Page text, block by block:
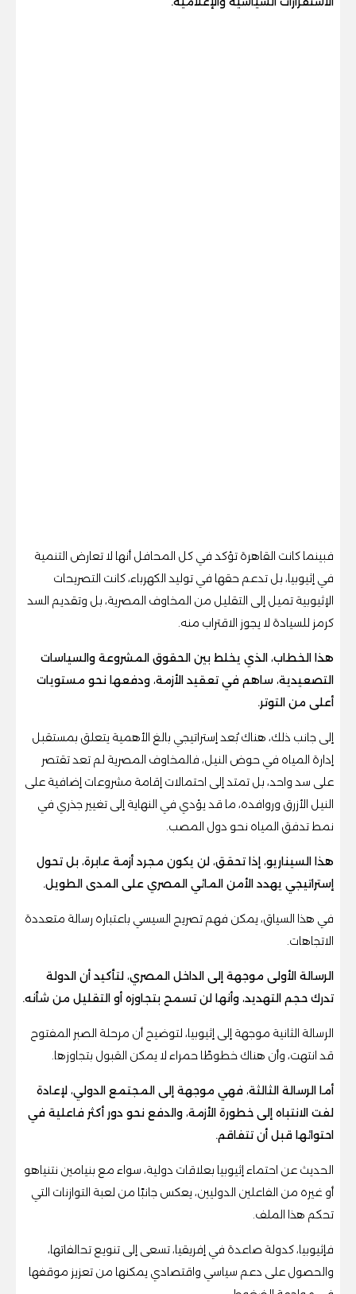
فبينما كانت القاهرة تؤكد في كل المحافل أنها لا تعارض التنمية
في إثيوبيا، بل تدعم حقها في توليد الكهرباء، كانت التصريحات
الإثيوبية تميل إلى التقليل من المخاوف المصرية، بل وتقديم السد
كرمز للسيادة لا يجوز الاقتراب منه.
هذا الخطاب، الذي يخلط بين الحقوق المشروعة والسياسات
التصعيدية، ساهم في تعقيد الأزمة، ودفعها نحو مستويات
أعلى من التوتر.
إلى جانب ذلك، هناك بُعد إستراتيجي بالغ الأهمية يتعلق بمستقبل
إدارة المياه في حوض النيل، فالمخاوف المصرية لم تعد تقتصر
على سد واحد، بل تمتد إلى احتمالات إقامة مشروعات إضافية على
النيل الأزرق وروافده، ما قد يؤدي في النهاية إلى تغيير جذري في
نمط تدفق المياه نحو دول المصب.
هذا السيناريو، إذا تحقق، لن يكون مجرد أزمة عابرة، بل تحول
إستراتيجي يهدد الأمن المائي المصري على المدى الطويل.
في هذا السياق، يمكن فهم تصريح السيسي باعتباره رسالة متعددة
الاتجاهات.
الرسالة الأولى موجهة إلى الداخل المصري، لتأكيد أن الدولة
تدرك حجم التهديد، وأنها لن تسمح بتجاوزه أو التقليل من شأنه.
الرسالة الثانية موجهة إلى إثيوبيا، لتوضيح أن مرحلة الصبر المفتوح
قد انتهت، وأن هناك خطوطًا حمراء لا يمكن القبول بتجاوزها.
أما الرسالة الثالثة، فهي موجهة إلى المجتمع الدولي، لإعادة
لفت الانتباه إلى خطورة الأزمة، والدفع نحو دور أكثر فاعلية في
احتوائها قبل أن تتفاقم.
الحديث عن احتماء إثيوبيا بعلاقات دولية، سواء مع بنيامين نتنياهو
أو غيره من الفاعلين الدوليين، يعكس جانبًا من لعبة التوازنات التي
تحكم هذا الملف.
فإثيوبيا، كدولة صاعدة في إفريقيا، تسعى إلى تنويع تحالفاتها،
والحصول على دعم سياسي واقتصادي يمكنها من تعزيز موقفها